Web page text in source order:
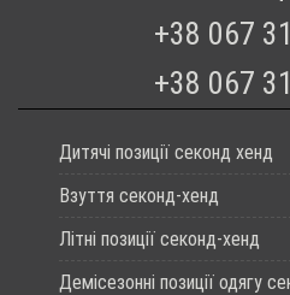
+38 067
+38 067
Дитячі позиції секонд хенд
Взуття секонд-хенд
Літні позиції секонд-хенд
Демісезонні позиції одягу